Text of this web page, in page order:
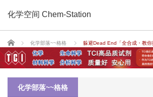
化学空间 Chem-Station
Home 化学部落~~格格 躲避Dead End「全合成・教
化学部落~~格格